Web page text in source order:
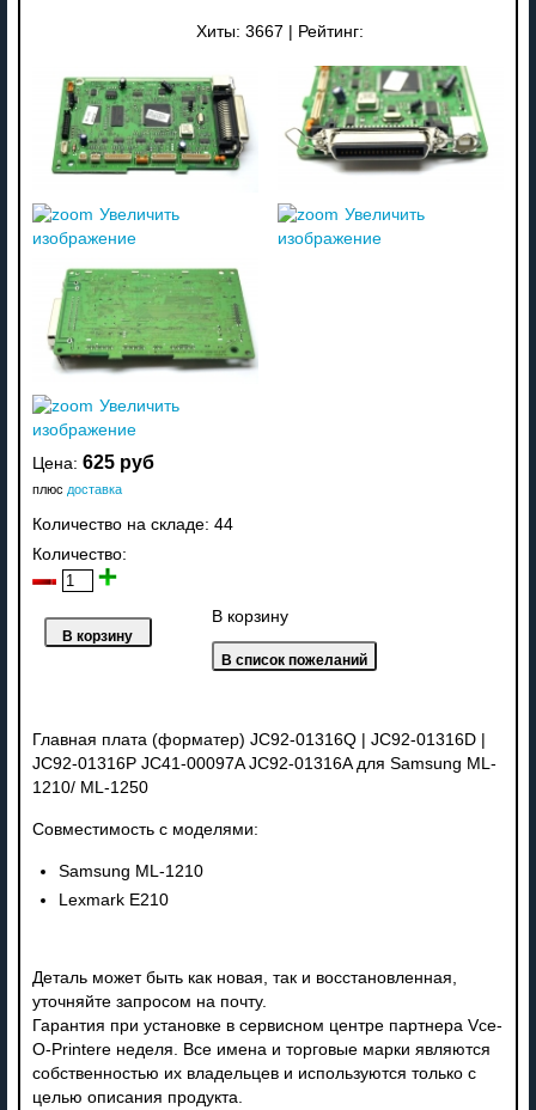
Хиты: 3667 Рейтинг:
Увеличить
изображение
Увеличить
изображение
Увеличить
изображение
Цена: 625 руб
плюс доставка
Количество на складе: 44
Количество:
В корзину
Главная плата (форматер) JC92-01316Q | JC92-01316D |
JC92-01316P JC41-00097A JC92-01316A для Samsung ML-
1210/ ML-1250
Совместимость с моделями:
Samsung ML-1210
Lexmark E210
Деталь может быть как новая, так и восстановленная,
уточняйте запросом на почту.
Гарантия при установке в сервисном центре партнера Vce-
O-Printere неделя. Все имена и торговые марки являются
собственностью их владельцев и используются только с
целью описания продукта.